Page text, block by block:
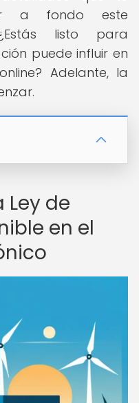
a fondo este
listo para
puede influir en
Adelante, la
de
en el